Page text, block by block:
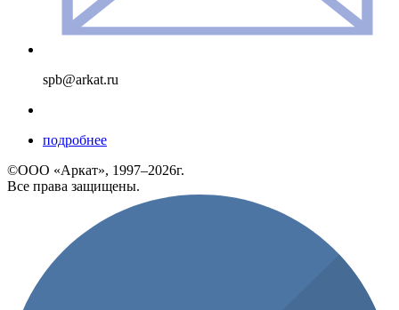
spb@arkat.ru
подробнее
©ООО «Аркат», 1997–2026г.
Все права защищены.